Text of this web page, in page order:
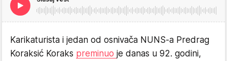
Karikaturista i jedan od osnivača NUNS-a Predrag
Koraksić Koraks preminuo je danas u 92. godini,